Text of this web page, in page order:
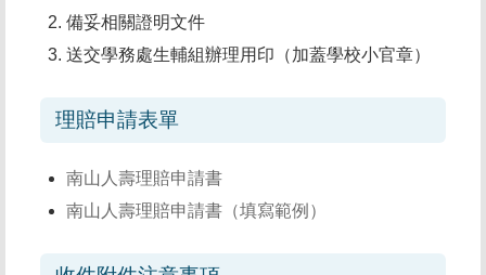
備妥相關證明文件
送交學務處生輔組辦理用印（加蓋學校小官章）
理賠申請表單
南山人壽理賠申請書
南山人壽理賠申請書（填寫範例）